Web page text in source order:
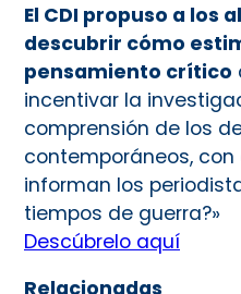
El CDI propuso a los
descubrir cómo
pensamiento crítico
incentivar la
comprensión de los
contemporáneos, con
informan los
tiempos de guerra?»
Descúbrelo aquí